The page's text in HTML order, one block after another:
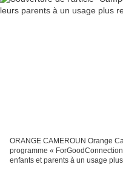
ORANGE CAMEROUN Orange
programme «
enfants et parents à un usage